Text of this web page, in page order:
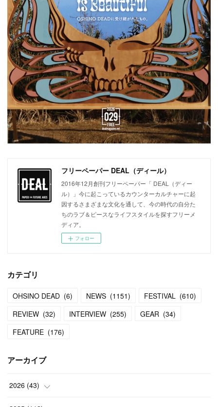
フリーペーパー DEAL（ディール）
2016年12月創刊フリーペーパー「 DEAL（ディー
ル）」今に起こっているカウンターカルチャーに起
因するさまざまな文化を通して、今の時代の自分た
ちのラブ＆ピースなライフスタイルを探すフリーメ
ディア。
フォロー
カテゴリ
OHSINO DEAD (6) NEWS (1151) FESTIVAL (610)
REVIEW (32) INTERVIEW (255) GEAR (34)
FEATURE (176)
アーカイブ
2026 (43)